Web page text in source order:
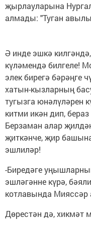
җырлауларына
алмады: "Туган
Ә инде эшкә
күләмендә билгеле!
элек бирегә бәрәңге
хатын-кызларның
тугызга юнәлүләрен
китми икән дип,
Берзаман алар
җиткәнче, җир
эшлиләр!
-Биредәге
эшләгәнне күрә,
котлавында Мияссәр
Дөрестән дә, хикмәт